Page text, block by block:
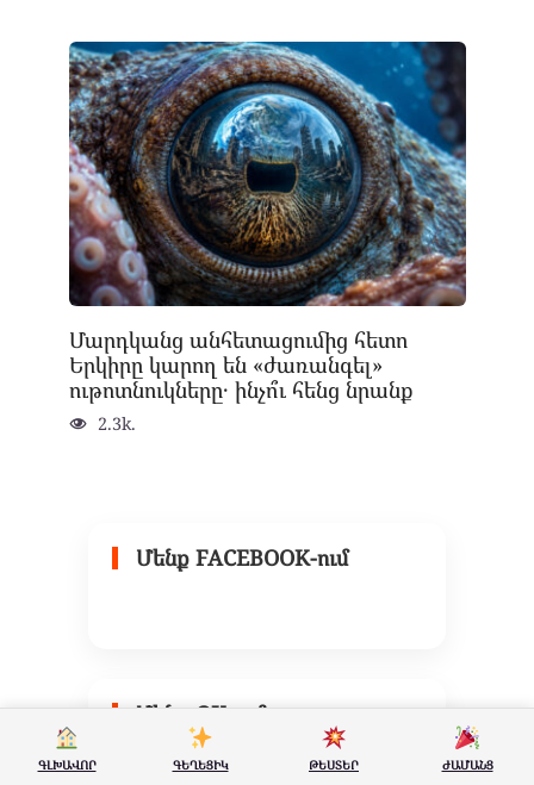
Մարդկանց անհետացումից հետո
Երկիրը կարող են «ժառանգել»
ութոտնուկները․ ինչո՞ւ հենց նրանք
2.3k.
Մենք FACEBOOK-ում
Մենք OK-ում
ԳԼԽԱՎՈՐ ԳԵՂԵՑԻԿ ԹԵՍՏԵՐ ԺԱՄԱՆՑ